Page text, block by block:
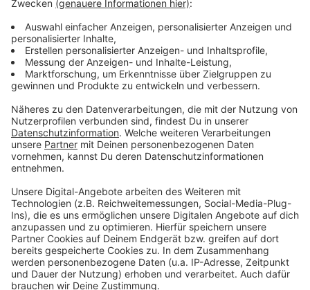
Pollenflug: schwere Zeiten für Allergiker